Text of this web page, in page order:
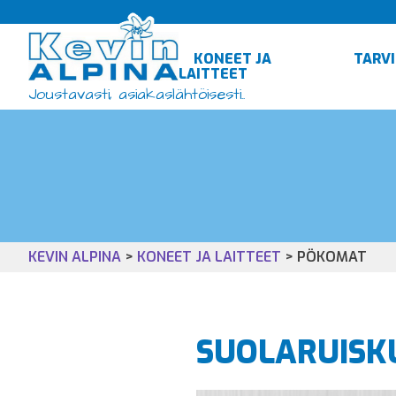
sisältöön
Joustavasti, asiakaslähtöisesti..
KONEET JA
LAITTEET
KEVIN ALPINA > KONEET JA LAITTEET > PÖKOMAT